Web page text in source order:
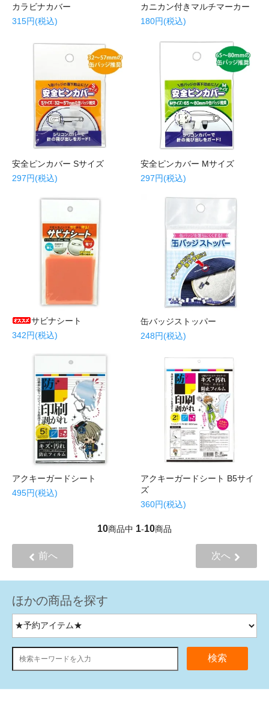
カラビナカバー
315円(税込)
カニカン付きマルチマーカー
180円(税込)
安全ピンカバー Sサイズ
297円(税込)
安全ピンカバー Mサイズ
297円(税込)
サビナシート
342円(税込)
缶バッジストッパー
248円(税込)
アクキーガードシート
495円(税込)
アクキーガードシート B5サイ
ズ
360円(税込)
10商品中 1-10商品
前へ 次へ
ほかの商品を探す
検索